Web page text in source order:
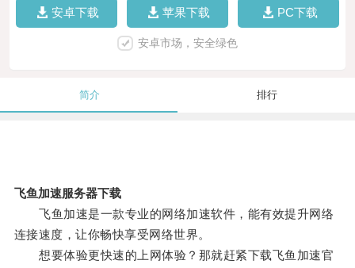
安卓下载 苹果下载 PC下载
安卓市场，安全绿色
简介 排行
飞鱼加速服务器下载
飞鱼加速是一款专业的网络加速软件，能有效提升网络
连接速度，让你畅快享受网络世界。
想要体验更快速的上网体验？那就赶紧下载飞鱼加速官